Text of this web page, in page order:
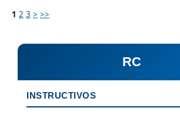
1 2 3 > >>
RC
INSTRUCTIVOS